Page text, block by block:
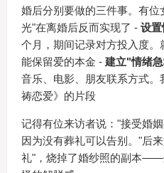
婚后分别要做的三件事。有位
光"在离婚后反而实现了 - 设
个月，期间记录对方投入度
能保留爱的本金 - 建立"情绪
音乐、电影、朋友联系方式
祷恋爱》的片段
记得有位来访者说："接受婚
因为没有葬礼可以告别。"后
礼"，烧掉了婚纱照的副本——